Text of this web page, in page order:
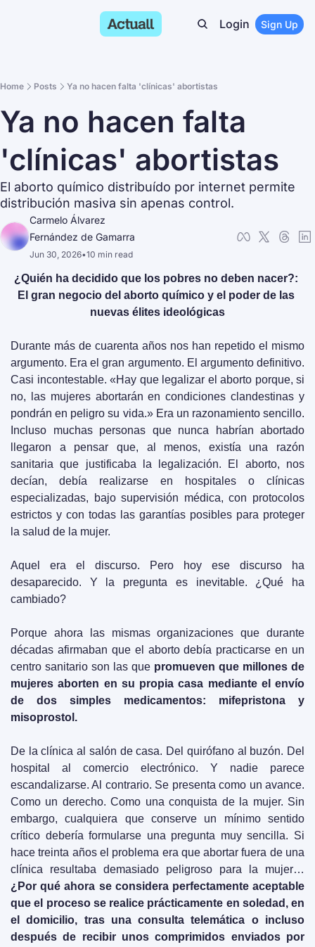
Login Sign Up
Home Posts Ya no hacen falta 'clínicas' abortistas
Ya no hacen falta
'clínicas' abortistas
El aborto químico distribuído por internet permite
distribución masiva sin apenas control.
Carmelo Álvarez
Fernández de Gamarra
Jun 30, 2026•10 min read
¿Quién ha decidido que los pobres no deben nacer?:
El gran negocio del aborto químico y el poder de las
nuevas élites ideológicas
Durante más de cuarenta años nos han repetido el mismo
argumento. Era el gran argumento. El argumento definitivo.
Casi incontestable. «Hay que legalizar el aborto porque, si
no, las mujeres abortarán en condiciones clandestinas y
pondrán en peligro su vida.» Era un razonamiento sencillo.
Incluso muchas personas que nunca habrían abortado
llegaron a pensar que, al menos, existía una razón
sanitaria que justificaba la legalización. El aborto, nos
decían, debía realizarse en hospitales o clínicas
especializadas, bajo supervisión médica, con protocolos
estrictos y con todas las garantías posibles para proteger
la salud de la mujer.
Aquel era el discurso. Pero hoy ese discurso ha
desaparecido. Y la pregunta es inevitable. ¿Qué ha
cambiado?
Porque ahora las mismas organizaciones que durante
décadas afirmaban que el aborto debía practicarse en un
centro sanitario son las que promueven que millones de
mujeres aborten en su propia casa mediante el envío
de dos simples medicamentos: mifepristona y
misoprostol.
De la clínica al salón de casa. Del quirófano al buzón. Del
hospital al comercio electrónico. Y nadie parece
escandalizarse. Al contrario. Se presenta como un avance.
Como un derecho. Como una conquista de la mujer. Sin
embargo, cualquiera que conserve un mínimo sentido
crítico debería formularse una pregunta muy sencilla. Si
hace treinta años el problema era que abortar fuera de una
clínica resultaba demasiado peligroso para la mujer…
¿Por qué ahora se considera perfectamente aceptable
que el proceso se realice prácticamente en soledad, en
el domicilio, tras una consulta telemática o incluso
después de recibir unos comprimidos enviados por